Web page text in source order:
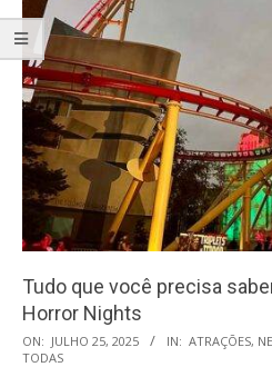
Tudo que você precisa
Horror Nights
2025-
07-
ON: JULHO 25, 2025 IN: ATRAÇÕES,
TODAS